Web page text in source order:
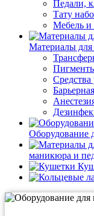
Педали,
Тату
Мебель и
Материалы для
Средства
Оборудование
маникюра и